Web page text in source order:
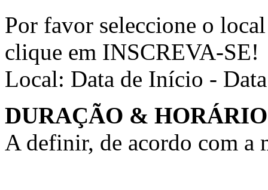
Por favor seleccione o
clique em INSCREVA-SE!
Local: Data de Início -
DURAÇÃO & HORÁRIO
A definir, de acordo com a